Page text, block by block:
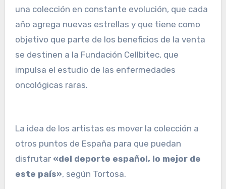
una colección en constante evolución, que cada
año agrega nuevas estrellas y que tiene como
objetivo que parte de los beneficios de la venta
se destinen a la Fundación Cellbitec, que
impulsa el estudio de las enfermedades
oncológicas raras.
La idea de los artistas es mover la colección a
otros puntos de España para que puedan
disfrutar «del deporte español, lo mejor de
este país», según Tortosa.